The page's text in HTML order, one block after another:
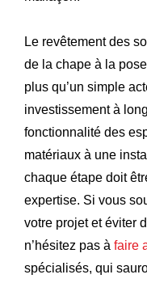
Le revêtement des
de la chape à la
plus qu’un simple
investissement à
fonctionnalité des
matériaux à une
chaque étape doit
expertise. Si vous
votre projet et éviter
n’hésitez pas à faire
spécialisés, qui